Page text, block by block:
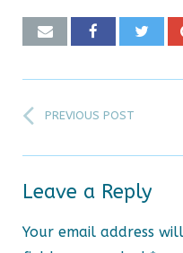
PREVIOUS POST
Leave a Reply
Your email address